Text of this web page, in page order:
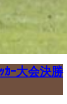
ｶｰ大会決勝